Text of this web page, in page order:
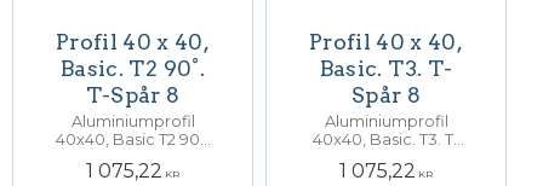
Profil 40 x 40,
Basic. T2 90°.
T-Spår 8
Aluminiumprofil
40x40, Basic T2 90°.
för M12 skruv
1 075,22 KR
Profil 40 x 40,
Basic. T3. T-
Spår 8
Aluminiumprofil
40x40, Basic. T3. T-
för M12 skruv
1 075,22 KR